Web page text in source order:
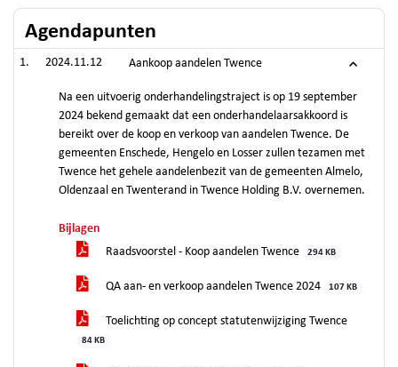
Agendapunten
2024.11.12 Aankoop aandelen Twence
Na een uitvoerig onderhandelingstraject is op 19 september
2024 bekend gemaakt dat een onderhandelaarsakkoord is
bereikt over de koop en verkoop van aandelen Twence. De
gemeenten Enschede, Hengelo en Losser zullen tezamen met
Twence het gehele aandelenbezit van de gemeenten Almelo,
Oldenzaal en Twenterand in Twence Holding B.V. overnemen.
Bijlagen
Raadsvoorstel - Koop aandelen Twence
294 KB
QA aan- en verkoop aandelen Twence 2024 107 KB
Toelichting op concept statutenwijziging Twence
84 KB